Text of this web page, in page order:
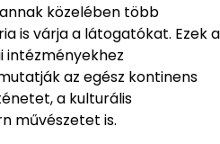
közelében több
is várja a látogatókat. Ezek a
intézményekhez
az egész kontinens
a kulturális
művészetet is.